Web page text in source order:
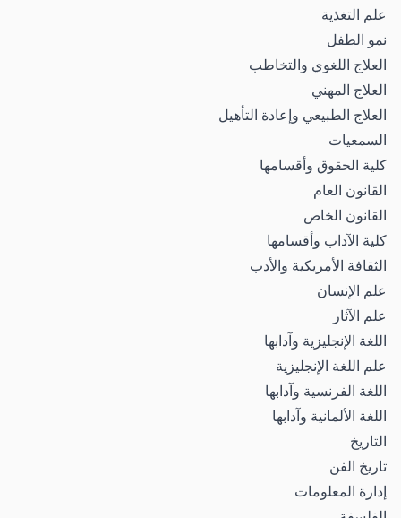
علم التغذية
نمو الطفل
العلاج اللغوي والتخاطب
العلاج المهني
العلاج الطبيعي وإعادة التأهيل
السمعيات
كلية الحقوق وأقسامها
القانون العام
القانون الخاص
كلية الآداب وأقسامها
الثقافة الأمريكية والأدب
علم الإنسان
علم الآثار
اللغة الإنجليزية وآدابها
علم اللغة الإنجليزية
اللغة الفرنسية وآدابها
اللغة الألمانية وآدابها
التاريخ
تاريخ الفن
إدارة المعلومات